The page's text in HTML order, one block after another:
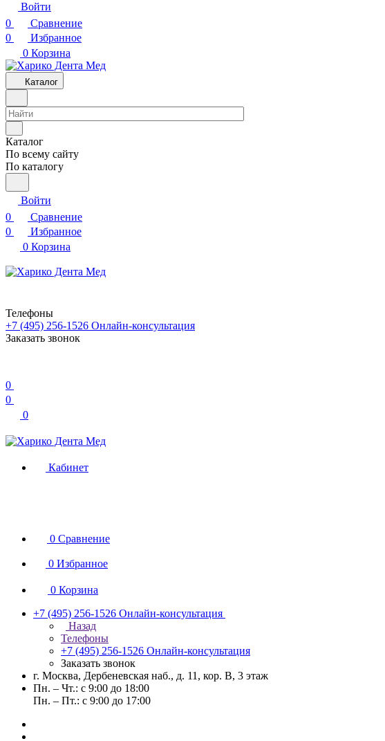
Войти
0
Сравнение
0
Избранное
0 Корзина
Каталог
Каталог
По всему сайту
По каталогу
Войти
0
Сравнение
0
Избранное
0 Корзина
Телефоны
+7 (495) 256-1526 Онлайн-консультация
Заказать звонок
0
0
0
Кабинет
0 Сравнение
0 Избранное
0 Корзина
+7 (495) 256-1526 Онлайн-консультация
Назад
Телефоны
+7 (495) 256-1526 Онлайн-консультация
Заказать звонок
г. Москва, Дербеневская наб., д. 11, кор. В, 3 этаж
Пн. – Чт.: с 9:00 до 18:00
Пн. – Пт.: с 9:00 до 17:00